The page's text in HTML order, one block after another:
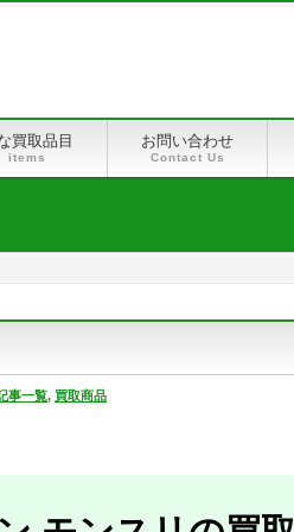
買取品目
items
お問い合わせ
Contact Us
事一覧, 買取商品